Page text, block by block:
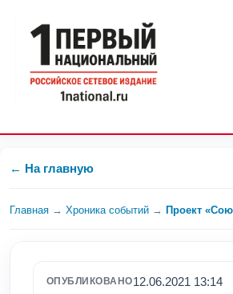
← На главную
Главная → Хроника событий → Проект
ОПУБЛИКОВАНО12.06.2021 13:14